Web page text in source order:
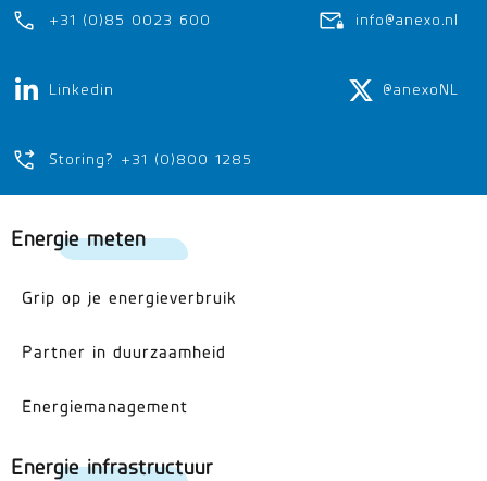
+31 (0)85 0023 600 info@anexo.nl
Linkedin @anexoNL
Storing? +31 (0)800 1285
Energie meten
Grip op je energieverbruik
Partner in duurzaamheid
Energiemanagement
Energie infrastructuur